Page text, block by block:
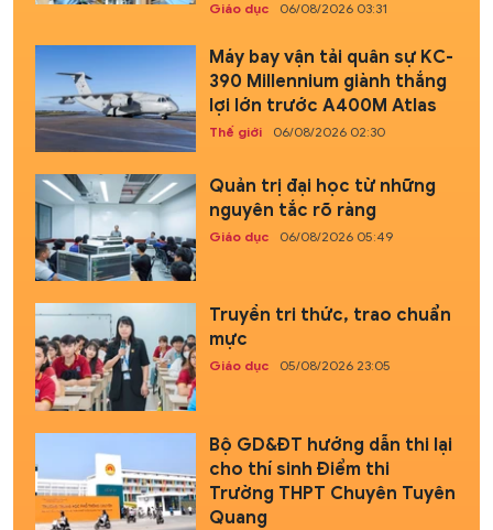
Giáo dục 06/08/2026 03:31
Máy bay vận tải quân sự KC-
390 Millennium giành thắng
lợi lớn trước A400M Atlas
Thế giới 06/08/2026 02:30
Quản trị đại học từ những
nguyên tắc rõ ràng
Giáo dục 06/08/2026 05:49
Truyền tri thức, trao chuẩn
mực
Giáo dục 05/08/2026 23:05
Bộ GD&ĐT hướng dẫn thi lại
cho thí sinh Điểm thi
Trường THPT Chuyên Tuyên
Quang